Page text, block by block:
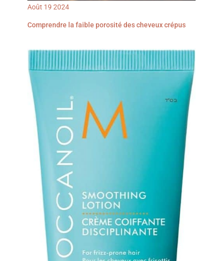
Août 19 2024
Comprendre la faible porosité des cheveux crépus